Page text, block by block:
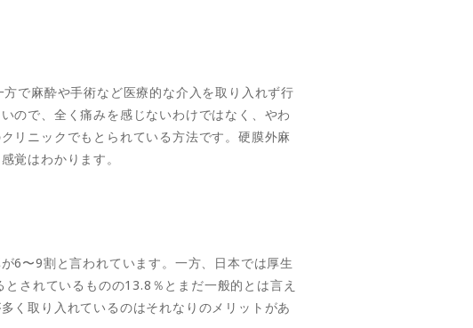
で麻酔や手術など医療的な介入を取り入れず行
ので、全く痛みを感じないわけではなく、やわ
リニックでもとられている方法です。硬膜外麻
覚はわかります。
6〜9割と言われています。一方、日本では厚生
されているものの13.8％とまだ一般的とは言え
く取り入れているのはそれなりのメリットがあ